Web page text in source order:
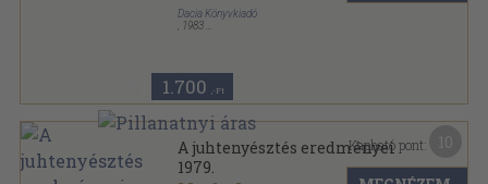
Dacia Könyvkiadó
1983
1.700 ,-Ft
A juhtenyésztés eredményei
1979.
Kapható pont: